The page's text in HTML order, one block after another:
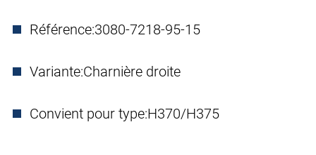
Référence:3080-7218-95-15
Variante:Charnière droite
Convient pour type:H370/H375